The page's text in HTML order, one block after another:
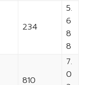
234
5.
6
8
8
810
7.
0